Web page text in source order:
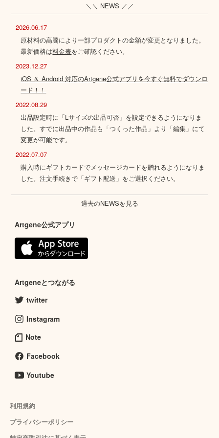
＼＼ NEWS ／／
2026.06.17
原材料の高騰により一部プロダクトの金額が変更となりました。
最新価格は料金表をご確認ください。
2023.12.27
iOS ＆ Android 対応のArtgene公式アプリを今すぐ無料でダウンロ
ード！！
2022.08.29
出品設定時に「Lサイズの出品可否」を設定できるようになりま
した。すでに出品中の作品も「つくった作品」より「編集」にて
変更が可能です。
2022.07.07
購入時にギフトカードでメッセージカードを贈れるようになりま
した。注文手続きで「ギフト配送」をご選択ください。
過去のNEWSを見る
Artgene公式アプリ
Artgeneとつながる
twitter
Instagram
Note
Facebook
Youtube
利用規約
プライバシーポリシー